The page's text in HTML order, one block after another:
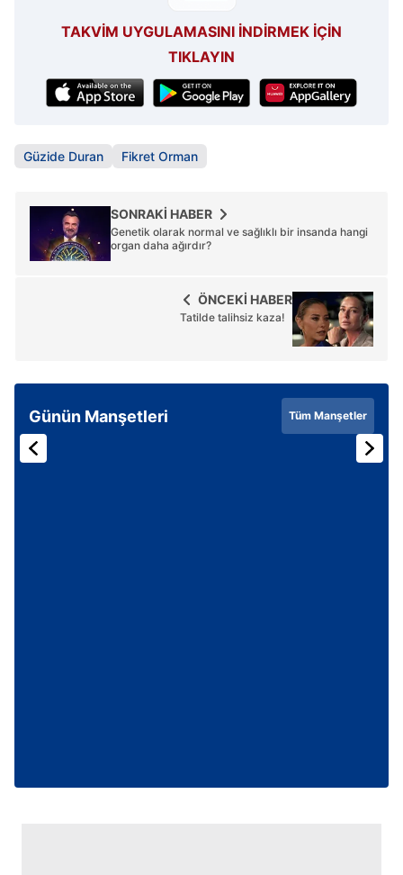
6698 sayılı Kişisel Verilerin Korunması Kanunu uyarınca
hazırlanmış Aydınlatma Metnimizi okumak ve sitemizde
ilgili mevzuata uygun olarak kullanılan çerezlerle ilgili bilgi
TAKVİM UYGULAMASINI İNDİRMEK İÇİN
TIKLAYIN
Güzide Duran Fikret Orman
SONRAKİ HABER
Genetik olarak normal ve sağlıklı bir insanda hangi
organ daha ağırdır?
ÖNCEKİ HABER
Tatilde talihsiz kaza!
Günün Manşetleri Tüm Manşetler